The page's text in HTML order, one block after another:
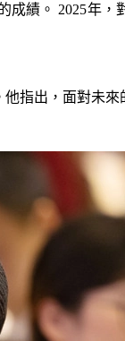
績。 2025年
指出，面對未